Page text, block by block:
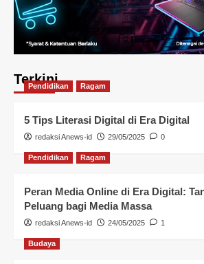
Terkini
Pendidikan Ragam
5 Tips Literasi Digital di Era Digital
redaksi Anews-id 29/05/2025 0
Pendidikan Ragam
Peran Media Online di Era Digital:
Peluang bagi Media Massa
redaksi Anews-id 24/05/2025 1
Budaya